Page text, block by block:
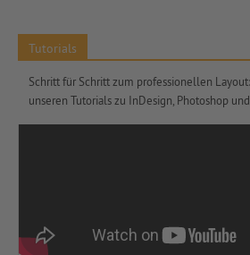
Tutorials
Schritt für Schritt zum professionellen
unseren Tutorials zu InDesign, Photoshop